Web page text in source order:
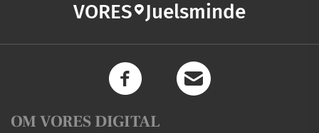
VORES Juelsminde
OM VORES DIGITAL